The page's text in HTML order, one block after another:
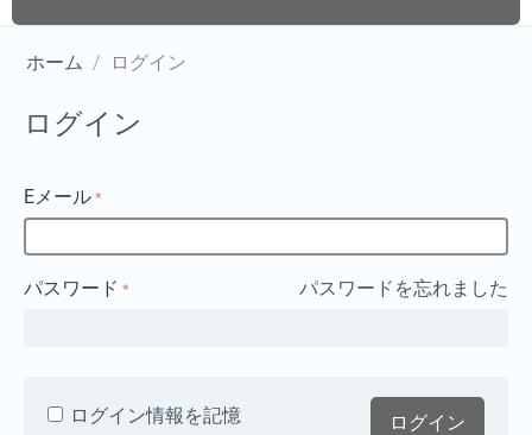
ホーム / ログイン
ログイン
Eメール
パスワード パスワードを忘れました
ログイン
ログイン情報を記憶